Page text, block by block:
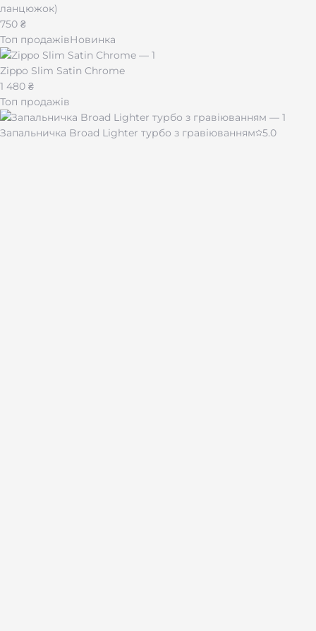
ланцюжок)
750 ₴
Топ продажівНовинка
Zippo Slim Satin Chrome
1 480 ₴
Топ продажів
Запальничка Broad Lighter турбо з гравіюванням
5.0